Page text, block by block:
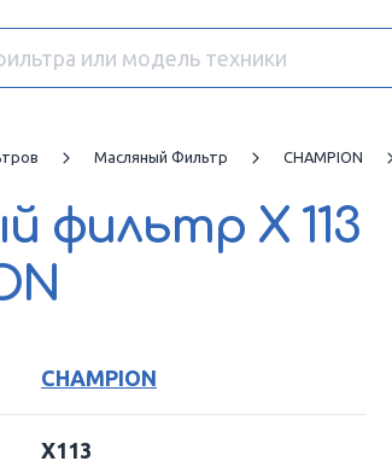
Масляный Фильтр CHAMPION
фильтр X 113
CHAMPION
X113